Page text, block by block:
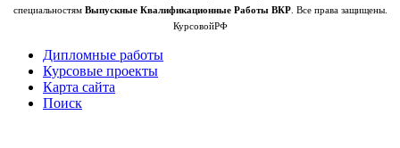
специальностям Выпускные Квалификационные Работы ВКР. Все права защищены.
КурсовойРФ
Дипломные работы
Курсовые проекты
Карта сайта
Поиск